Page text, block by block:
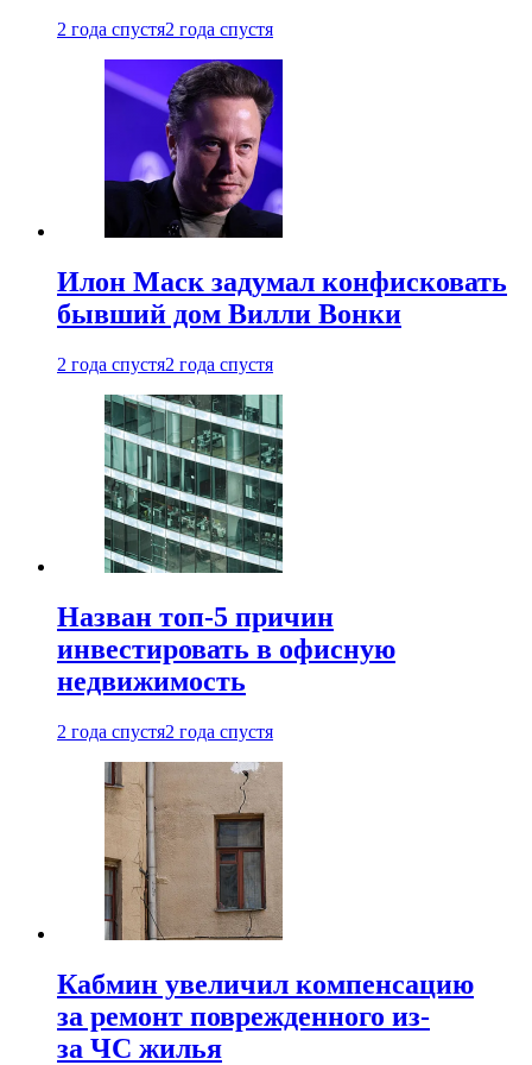
2 года спустя2 года спустя
Илон Маск задумал конфисковать
бывший дом Вилли Вонки
2 года спустя2 года спустя
Назван топ-5 причин
инвестировать в офисную
недвижимость
2 года спустя2 года спустя
Кабмин увеличил компенсацию
за ремонт поврежденного из-
за ЧС жилья